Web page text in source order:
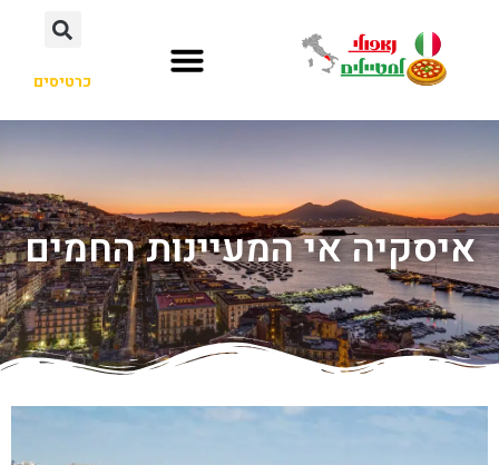
כרטיסים
איסקיה אי המעיינות החמים